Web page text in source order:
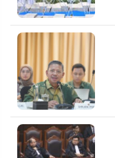
MEDIA
PRAMUDITA
©
Resolusi.co
-